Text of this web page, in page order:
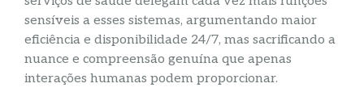
sensíveis a esses sistemas, argumentando maior
eficiência e disponibilidade 24/7, mas sacrificando a
nuance e compreensão genuína que apenas
interações humanas podem proporcionar.